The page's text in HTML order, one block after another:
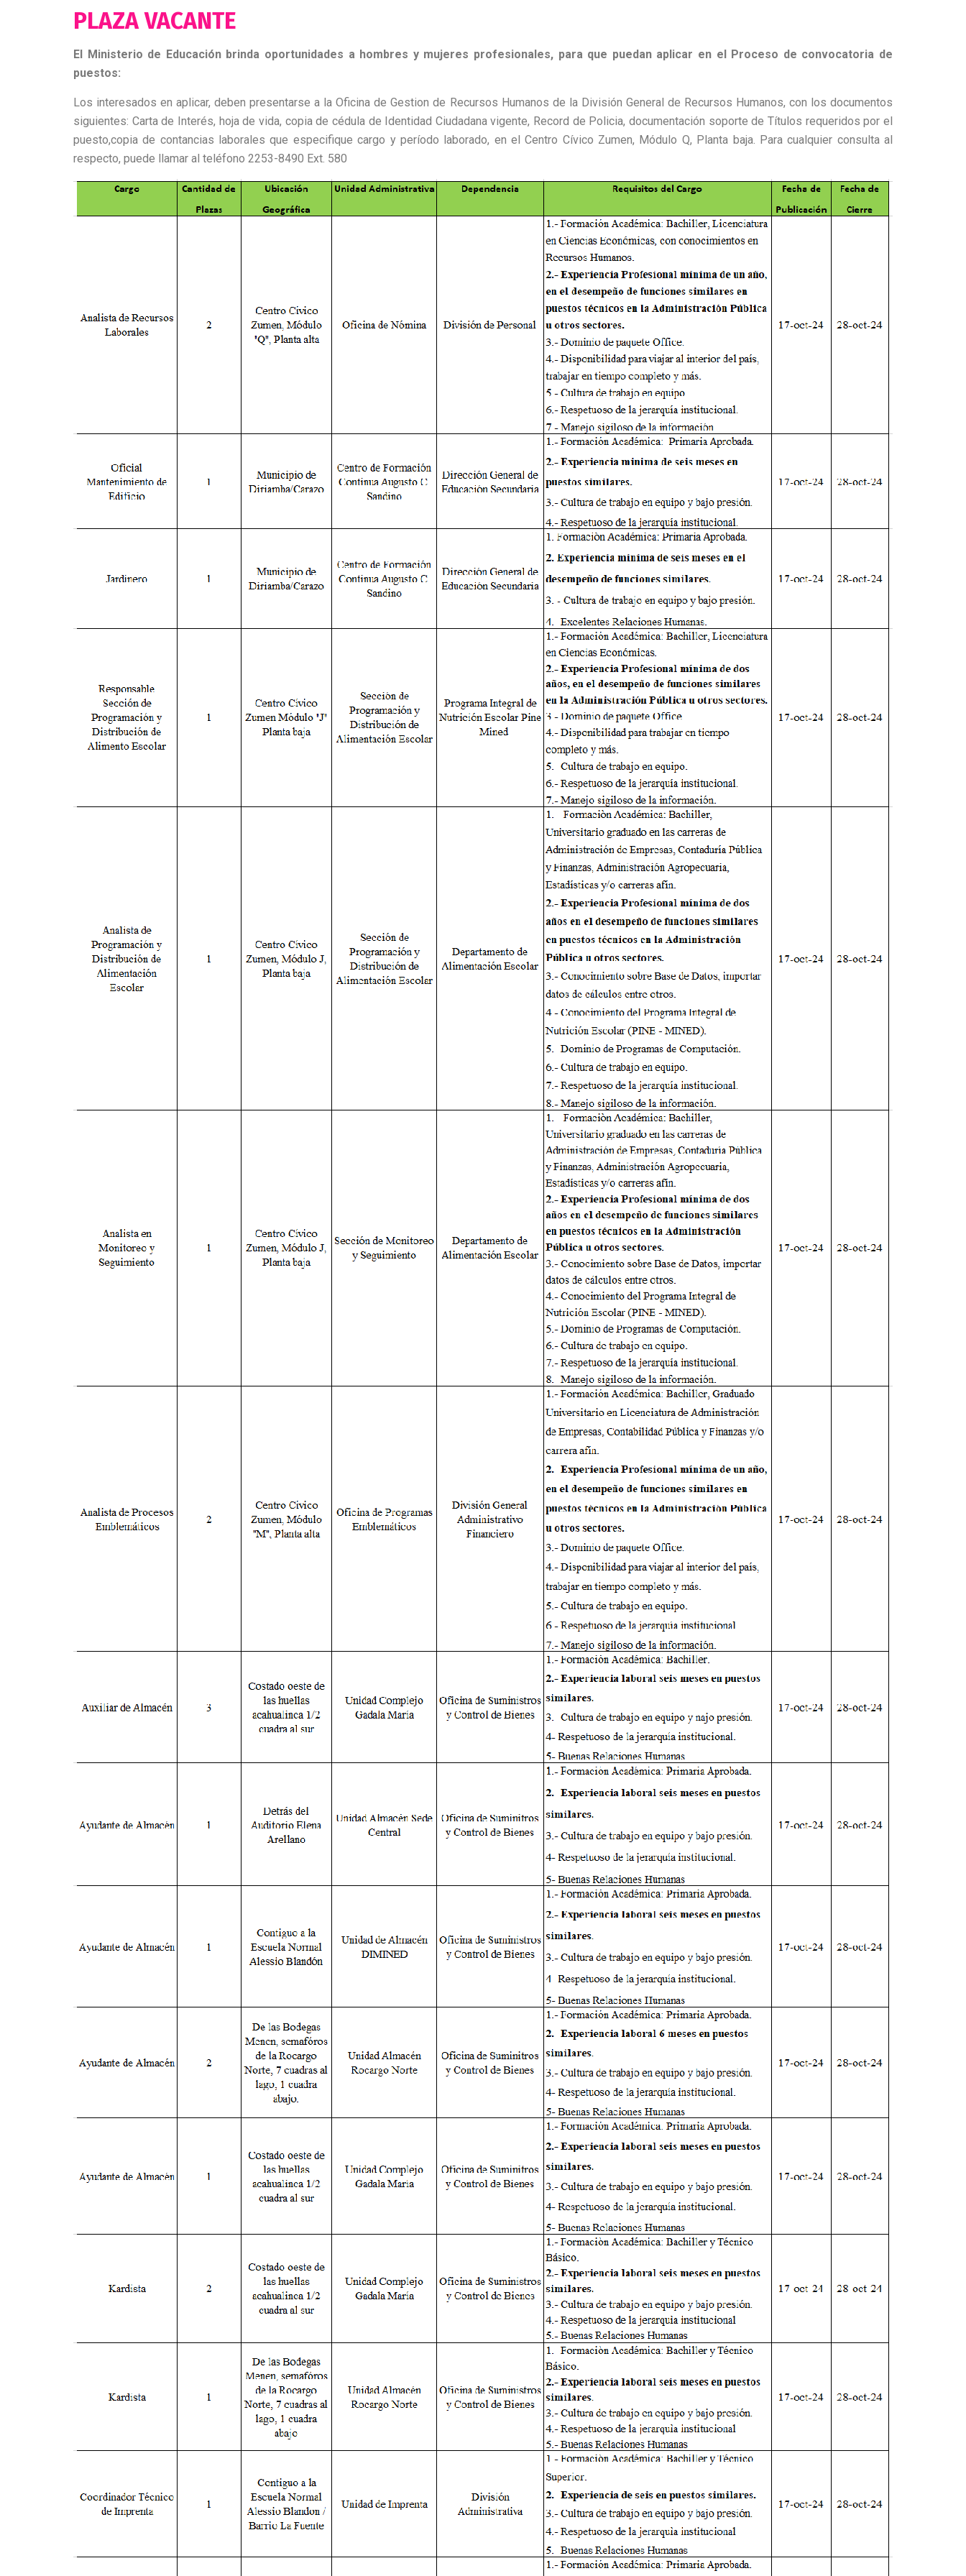
PLAZA VACANTE
El Ministerio de Educación brinda oportunidades a hombres y mujeres profesionales, para que puedan aplicar en el Proceso de convocatoria de
puestos:
Los interesados en aplicar, deben presentarse a la Oficina de Gestion de Recursos Humanos de la División General de Recursos Humanos, con los documentos
siguientes: Carta de Interés, hoja de vida, copia de cédula de Identidad Ciudadana vigente, Record de Policia, documentación soporte de Títulos requeridos por el
puesto,copia de contancias laborales que especifique cargo y período laborado, en el Centro Cívico Zumen, Módulo Q, Planta baja. Para cualquier consulta al
respecto, puede llamar al teléfono 2253-8490 Ext. 580